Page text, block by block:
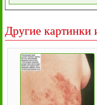
Другие картинки